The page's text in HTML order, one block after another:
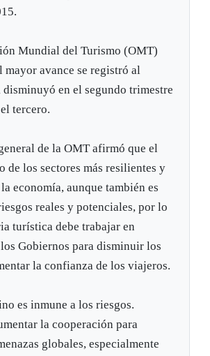
Mundial del Turismo (OMT)
mayor avance se registró al
en el segundo trimestre
tercero.
de la OMT afirmó que el
de los sectores más resilientes y
economía, aunque también es
reales y potenciales, por lo
turística debe trabajar en
Gobiernos para disminuir los
la confianza de los viajeros.
es inmune a los riesgos.
la cooperación para
globales, especialmente